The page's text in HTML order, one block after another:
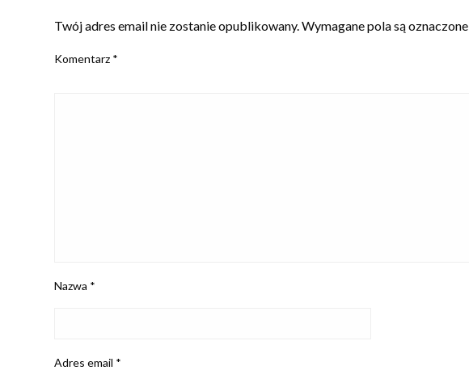
Twój adres email nie zostanie opublikowany.Wymagane pola są oznaczone
Komentarz *
Nazwa *
Adres email *